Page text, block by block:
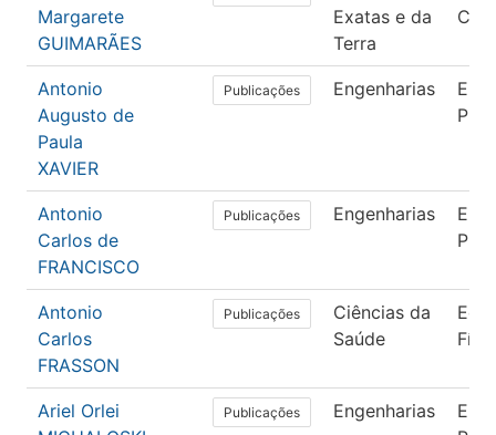
Margarete
GUIMARÃES
Exatas e da
Terra
Antonio
Augusto de
Paula
XAVIER
Publicações Engenharias
Antonio
Carlos de
FRANCISCO
Publicações Engenharias
Antonio
Carlos
FRASSON
Publicações
Ciências da
Saúde
Ariel Orlei
Publicações Engenharias